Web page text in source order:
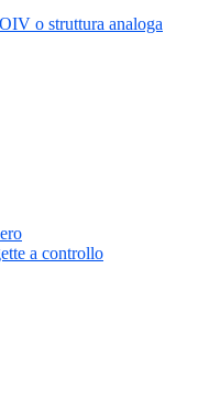
o struttura analoga
a controllo